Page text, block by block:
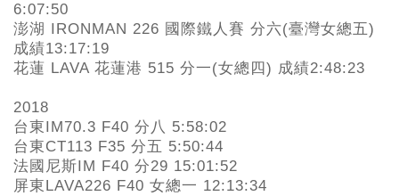
6:07:50
澎湖
IRONMAN 226 國際鐵人賽 分六(臺灣女總五)
成績13:17:19
花蓮 LAVA 花蓮港 515 分一(女總四) 成績2:48:23
2018
台東IM70.3 F40 分八 5:58:02
台東CT113 F35 分五 5:50:44
法國尼斯IM F40 分29 15:01:52
屏東LAVA226 F40 女總一 12:13:34